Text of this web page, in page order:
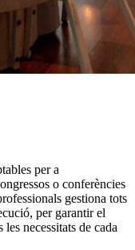
per a
o conferències
gestiona tots
per garantir el
necessitats de cada